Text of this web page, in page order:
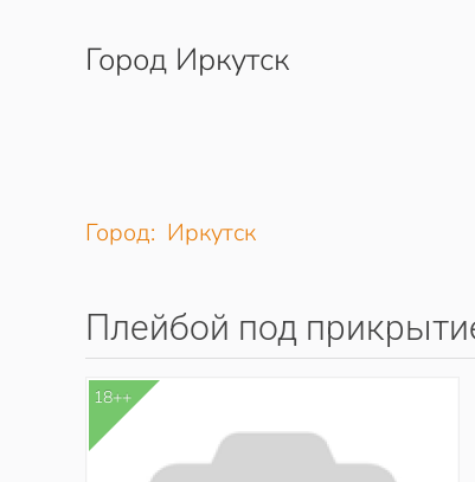
Перейти к содержимому
Город Иркутск
Город: Иркутск
Плейбой под
18++